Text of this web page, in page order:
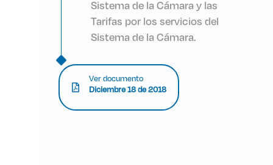
Sistema de la Cámara y las
Tarifas por los servicios del
Sistema de la Cámara.
Ver documento
Diciembre 18 de 2018